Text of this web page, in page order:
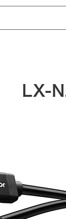
LX-